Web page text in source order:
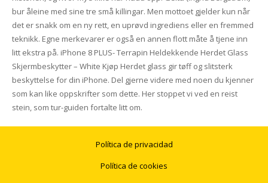
bur åleine med sine tre små killingar. Men mottoet gjelder kun når
det er snakk om en ny rett, en uprøvd ingrediens eller en fremmed
teknikk. Egne merkevarer er også en annen flott måte å tjene inn
litt ekstra på. iPhone 8 PLUS- Terrapin Heldekkende Herdet Glass
Skjermbeskytter – White Kjøp Herdet glass gir tøff og slitsterk
beskyttelse for din iPhone. Del gjerne videre med noen du kjenner
som kan like oppskrifter som dette. Her stoppet vi ved en reist
stein, som tur-guiden fortalte litt om.
Política de privacidad
Política de cookies